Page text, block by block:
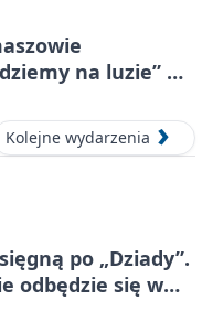
na luzie” w
Kolejne wydarzenia
po „Dziady”.
odbędzie się w